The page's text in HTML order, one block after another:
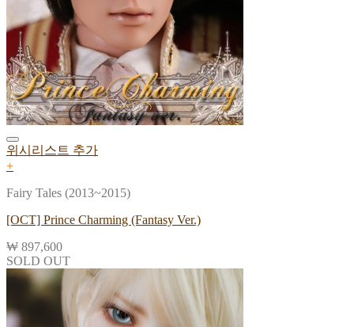
위시리스트 추가
+
Fairy Tales (2013~2015)
[OCT] Prince Charming (Fantasy Ver.)
₩ 897,600
SOLD OUT